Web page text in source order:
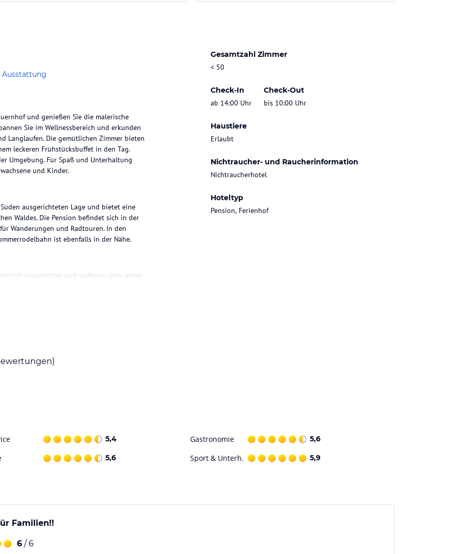
Ausstattung
Gesamtzahl Zimmer
< 50
Check-In
ab 14:00 Uhr
Check-Out
bis 10:00 Uhr
Haustiere
Erlaubt
Nichtraucher- und Raucherinformation
Nichtraucherhotel
Hoteltyp
Pension, Ferienhof
und genießen Sie die malerische
Sie im Wellnessbereich und erkunden
Langlaufen. Die gemütlichen Zimmer bieten
leckeren Frühstücksbuffet in den Tag.
Umgebung. Für Spaß und Unterhaltung
und Kinder.
ausgerichteten Lage und bietet eine
Waldes. Die Pension befindet sich in der
Wanderungen und Radtouren. In den
ist ebenfalls in der Nähe.
eingerichtet und verfügen über einen
auch kostenloses WLAN und ein eigenes
Freizeitaktivitäten für alle Altersgruppen.
auf eine besondere Art und Weise. Spielen
und Kinder. Für aktive Gäste gibt es
Im Winter können Sie die
5,4 Gastronomie 5,6
5,6 Sport & Unterh. 5,9
Familien!!
6 / 6